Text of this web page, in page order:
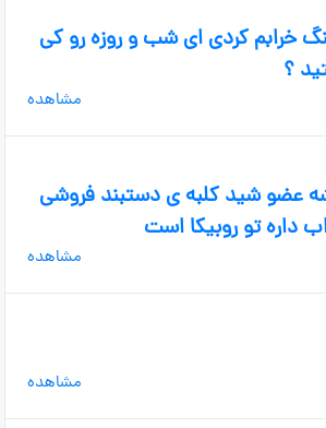
خرابم کردی ای شب و روزه رو کی
؟
مشاهده
عضو شید کلبه ی دستبند فروشی
داره تو روبیکا است
مشاهده
مشاهده